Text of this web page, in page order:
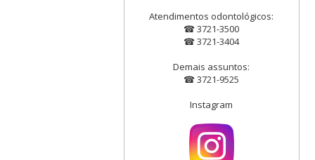
Atendimentos odontológicos:
☎ 3721-3500
☎ 3721-3404
Demais assuntos:
☎ 3721-9525
Instagram